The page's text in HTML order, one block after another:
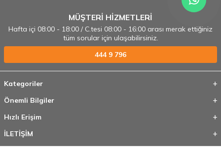
MÜŞTERİ HİZMETLERİ
Hafta içi 08:00 - 18:00 / C.tesi 08:00 - 16:00 arası merak ettiğiniz
tüm sorular için ulaşabilirsiniz.
444 9 796
Kategoriler
Önemli Bilgiler
Hızlı Erişim
İLETİŞİM